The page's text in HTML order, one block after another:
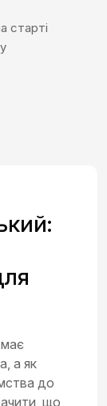
старті
а як
до
що